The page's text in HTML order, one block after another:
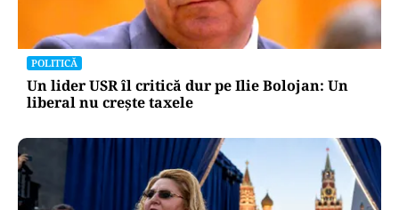
POLITICĂ
Un lider USR îl critică dur pe Ilie Bolojan: Un
liberal nu crește taxele